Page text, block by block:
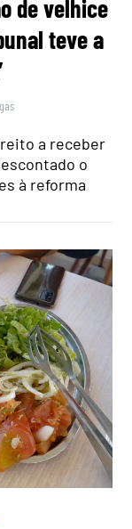
de velhice
teve a
a receber
o
à reforma